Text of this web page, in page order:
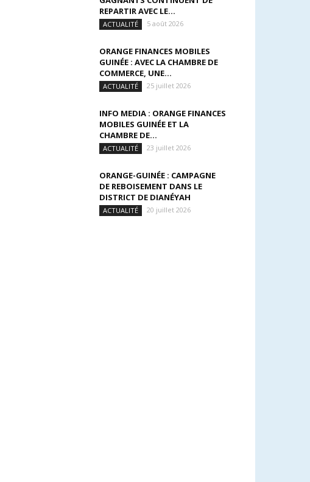
REPARTIR AVEC LE...
ACTUALITÉ 5 août 2026
ORANGE FINANCES MOBILES
GUINÉE : AVEC LA CHAMBRE DE
COMMERCE, UNE...
ACTUALITÉ 25 juillet 2026
INFO MEDIA : ORANGE FINANCES
MOBILES GUINÉE ET LA
CHAMBRE DE...
ACTUALITÉ 23 juillet 2026
ORANGE-GUINÉE : CAMPAGNE
DE REBOISEMENT DANS LE
DISTRICT DE DIANÉYAH
ACTUALITÉ 20 juillet 2026